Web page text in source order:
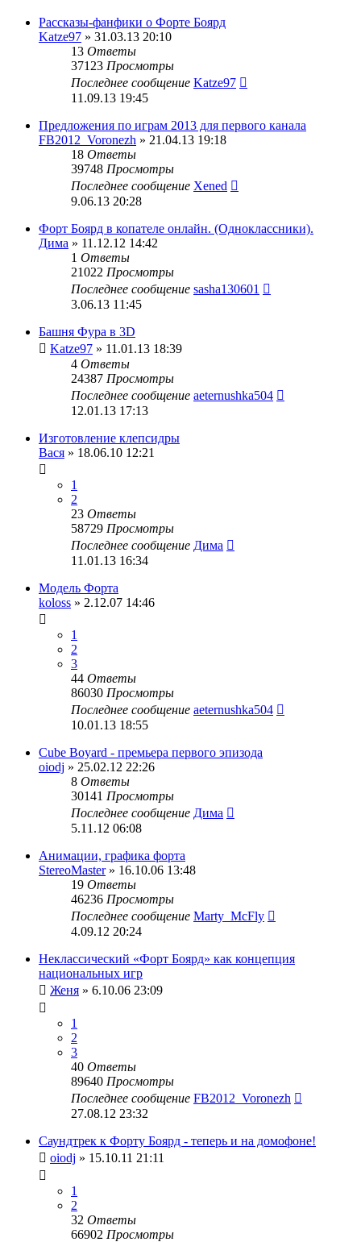
Рассказы-фанфики о Форте Боярд
Katze97 » 31.03.13 20:10
13 Ответы
37123 Просмотры
Последнее сообщение Katze97
11.09.13 19:45
Предложения по играм 2013 для первого канала
FB2012_Voronezh » 21.04.13 19:18
18 Ответы
39748 Просмотры
Последнее сообщение Xened
9.06.13 20:28
Форт Боярд в копателе онлайн. (Одноклассники).
Дима » 11.12.12 14:42
1 Ответы
21022 Просмотры
Последнее сообщение sasha130601
3.06.13 11:45
Башня Фура в 3D
Katze97 » 11.01.13 18:39
4 Ответы
24387 Просмотры
Последнее сообщение aeternushka504
12.01.13 17:13
Изготовление клепсидры
Вася » 18.06.10 12:21
1
2
23 Ответы
58729 Просмотры
Последнее сообщение Дима
11.01.13 16:34
Модель Форта
koloss » 2.12.07 14:46
1
2
3
44 Ответы
86030 Просмотры
Последнее сообщение aeternushka504
10.01.13 18:55
Cube Boyard - премьера первого эпизода
oiodj » 25.02.12 22:26
8 Ответы
30141 Просмотры
Последнее сообщение Дима
5.11.12 06:08
Анимации, графика форта
StereoMaster» 16.10.06 13:48
19 Ответы
46236 Просмотры
Последнее сообщение Marty_McFly
4.09.12 20:24
Неклассический «Форт Боярд» как концепция
национальных игр
Женя » 6.10.06 23:09
1
2
3
40 Ответы
89640 Просмотры
Последнее сообщение FB2012_Voronezh
27.08.12 23:32
Саундтрек к Форту Боярд - теперь и на домофоне!
oiodj » 15.10.11 21:11
1
2
32 Ответы
66902 Просмотры